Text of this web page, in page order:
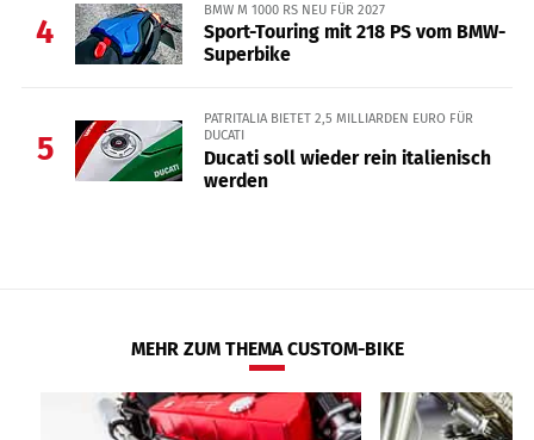
4
BMW M 1000 RS NEU FÜR 2027
Sport-Touring mit 218 PS vom BMW-
Superbike
5
PATRITALIA BIETET 2,5 MILLIARDEN EURO FÜR
DUCATI
Ducati soll wieder rein italienisch
werden
MEHR ZUM THEMA CUSTOM-BIKE